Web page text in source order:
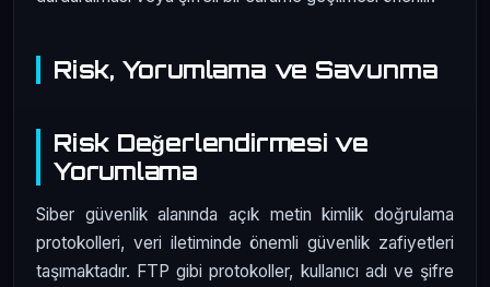
Risk, Yorumlama ve Savunma
Risk Değerlendirmesi ve
Yorumlama
Siber güvenlik alanında açık metin kimlik doğrulama
protokolleri, veri iletiminde önemli güvenlik zafiyetleri
taşımaktadır. FTP gibi protokoller, kullanıcı adı ve şifre